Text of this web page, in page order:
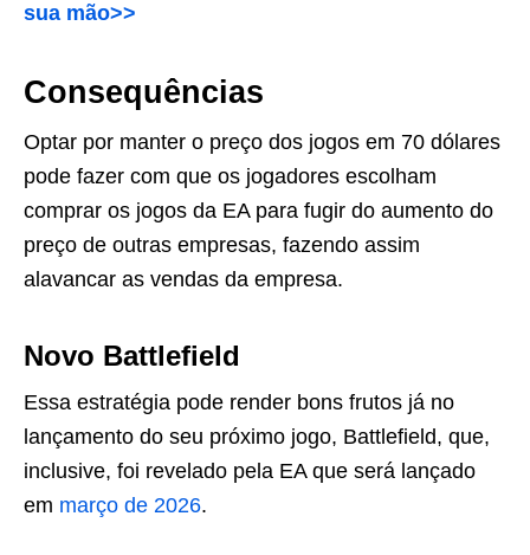
sua mão>>
Consequências
Optar por manter o preço dos jogos em 70 dólares
pode fazer com que os jogadores escolham
comprar os jogos da EA para fugir do aumento do
preço de outras empresas, fazendo assim
alavancar as vendas da empresa.
Novo Battlefield
Essa estratégia pode render bons frutos já no
lançamento do seu próximo jogo, Battlefield, que,
inclusive, foi revelado pela EA que será lançado
em março de 2026.